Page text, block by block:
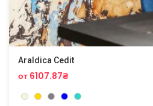
Araldica Cedit
от 6107.87₴